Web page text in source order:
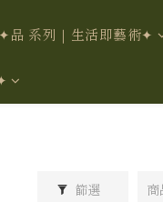
✦品 系列｜生活即藝術✦
篩選 商